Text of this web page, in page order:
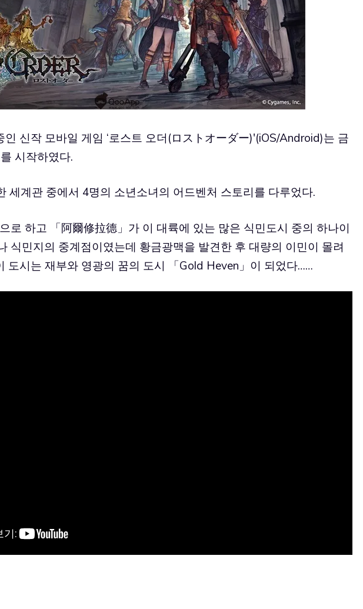
신작 모바일 게임 ‘로스트 오더(ロストオーダー)'(iOS/Android)는 금
시작하였다.
세계관 중에서 4명의 소년소녀의 어드벤처 스토리를 다루었다.
로 하고 「阿爾修拉德」가 이 대륙에 있는 많은 식민도시 중의 하나이
식민지의 중계점이였는데 황금광맥을 발견한 후 대량의 이민이 몰려
도시는 재부와 영광의 꿈의 도시 「Gold Heven」이 되었다……